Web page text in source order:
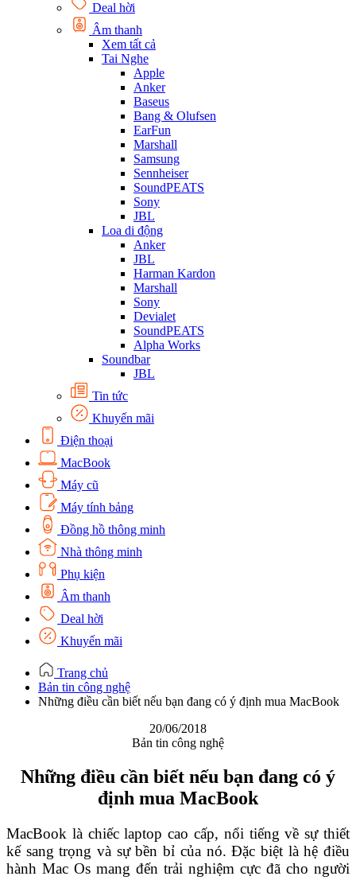
Deal hời
Âm thanh
Xem tất cả
Tai Nghe
Apple
Anker
Baseus
Bang & Olufsen
EarFun
Marshall
Samsung
Sennheiser
SoundPEATS
Sony
JBL
Loa di động
Anker
JBL
Harman Kardon
Marshall
Sony
Devialet
SoundPEATS
Alpha Works
Soundbar
JBL
Tin tức
Khuyến mãi
Điện thoại
MacBook
Máy cũ
Máy tính bảng
Đồng hồ thông minh
Nhà thông minh
Phụ kiện
Âm thanh
Deal hời
Khuyến mãi
Trang chủ
Bản tin công nghệ
Những điều cần biết nếu bạn đang có ý định mua MacBook
20/06/2018
Bản tin công nghệ
Những điều cần biết nếu bạn đang có ý
định mua MacBook
MacBook là chiếc laptop cao cấp, nổi tiếng về sự thiết
kế sang trọng và sự bền bỉ của nó. Đặc biệt là hệ điều
hành Mac Os mang đến trải nghiệm cực đã cho người